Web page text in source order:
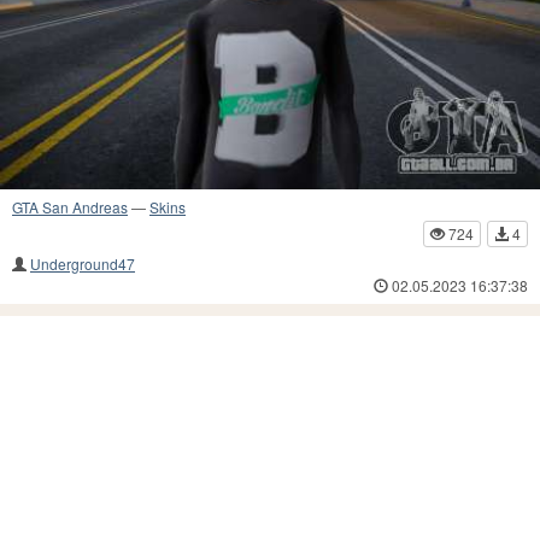
GTA San Andreas—Skins
724
4
Underground47
02.05.2023 16:37:38